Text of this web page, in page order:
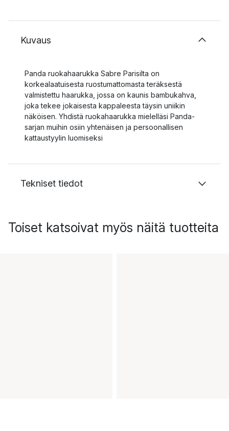
Kuvaus
Panda ruokahaarukka Sabre Parisilta on
korkealaatuisesta ruostumattomasta teräksestä
valmistettu haarukka, jossa on kaunis bambukahva,
joka tekee jokaisesta kappaleesta täysin uniikin
näköisen. Yhdistä ruokahaarukka mielelläsi Panda-
sarjan muihin osiin yhtenäisen ja persoonallisen
kattaustyylin luomiseksi
Tekniset tiedot
Toiset katsoivat myös näitä tuotteita